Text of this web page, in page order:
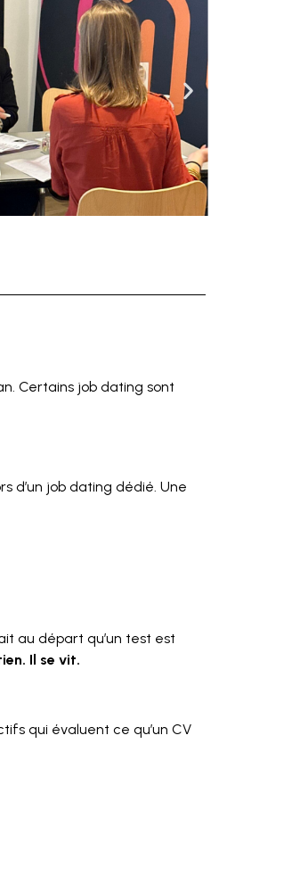
Certains job dating sont
d’un job dating dédié. Une
au départ qu’un test est
Il se vit.
qui évaluent ce qu’un CV